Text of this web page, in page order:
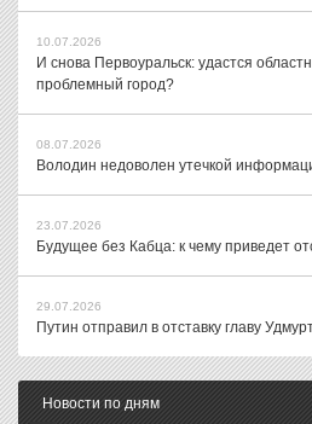
10.07.2026
И снова Первоуральск: удастся
проблемный город?
08.07.2026
Володин недоволен утечкой
23.07.2026
Будущее без Кабца: к чему приведет
29.07.2026
Путин отправил в отставку главу
Новости по дням